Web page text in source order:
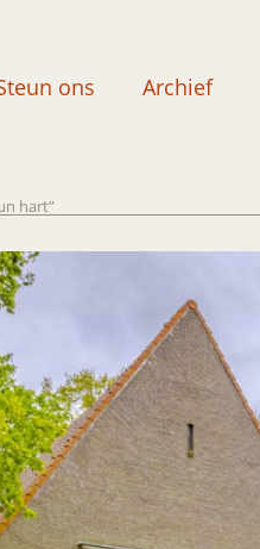
ons Archief
hart”